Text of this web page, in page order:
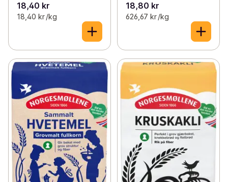
18,40 kr
18,40 kr /kg
18,80 kr
626,67 kr /kg